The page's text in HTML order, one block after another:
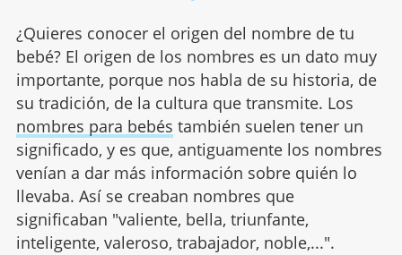
¿Quieres conocer el origen del nombre de tu
bebé? El origen de los nombres es un dato muy
importante, porque nos habla de su historia, de
su tradición, de la cultura que transmite. Los
nombres para bebés también suelen tener un
significado, y es que, antiguamente los nombres
venían a dar más información sobre quién lo
llevaba. Así se creaban nombres que
significaban "valiente, bella, triunfante,
inteligente, valeroso, trabajador, noble,...".